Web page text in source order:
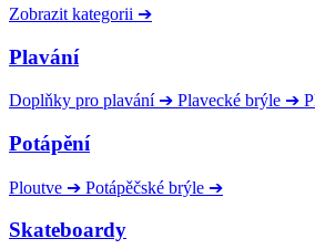
Zobrazit kategorii ➔
Plavání
Doplňky pro plavání ➔ Plavecké brýle ➔
Potápění
Ploutve ➔ Potápěčské brýle ➔
Skateboardy